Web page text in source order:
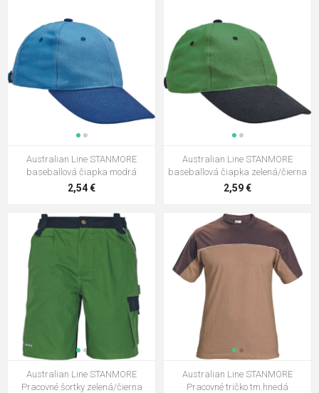
Australian Line STANMORE
baseballová čiapka modrá
2,54 €
Australian Line STANMORE
baseballová čiapka zelená/čierna
2,59 €
Australian Line STANMORE
Pracovné šortky zelená/čierna
Australian Line STANMORE
Pracovné tričko tm.hnedá